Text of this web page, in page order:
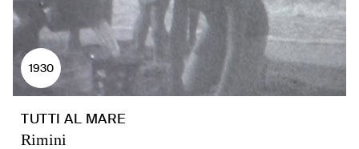
1930
TUTTI AL MARE
Rimini